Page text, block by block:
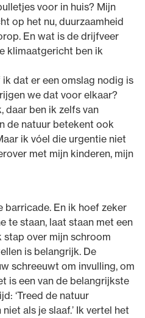
voor in huis? Mijn
op het nu, duurzaamheid
En wat is de drijfveer
klimaatgericht ben ik
dat er een omslag nodig is
we dat voor elkaar?
daar ben ik zelfs van
de natuur betekent ook
ik vóel die urgentie niet
met mijn kinderen, mijn
barricade. En ik hoef zeker
te staan, laat staan met een
stap over mijn schroom
is belangrijk. De
schreeuwt om invulling, om
is een van de belangrijkste
‘Treed de natuur
als je slaaf.’ Ik vertel het